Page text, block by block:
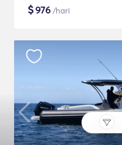
$976 /hari